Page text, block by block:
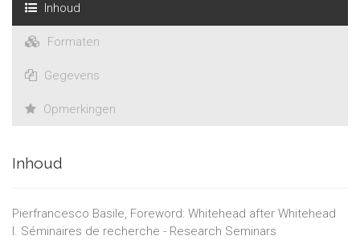
to the works published in ontos' « Chromatiques
whiteheadiennes » and« Process Thought » series.
Inhoud
Formaten
Gegevens
Opmerkingen
Inhoud
Pierfrancesco Basile, Foreword: Whitehead after Whitehead
I. Séminaires de recherche - Research Seminars